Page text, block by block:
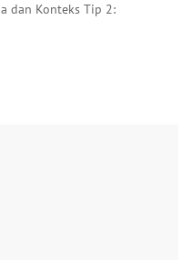
dan Konteks Tip 2: